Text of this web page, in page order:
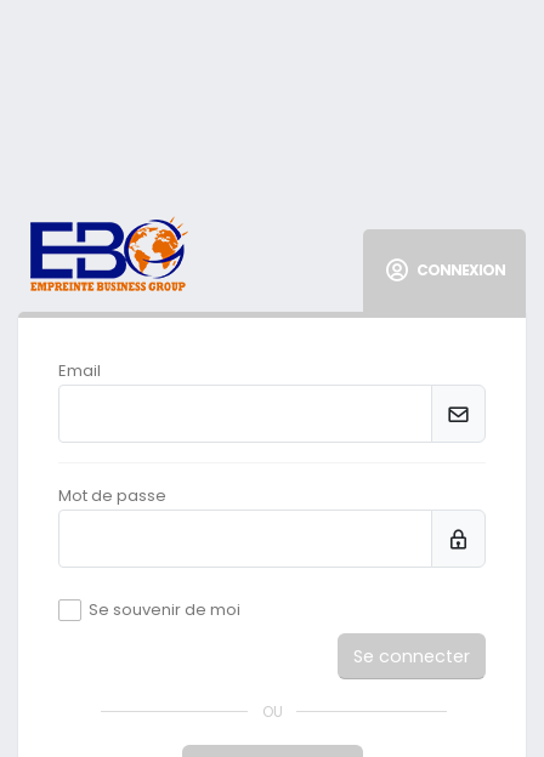
CONNEXION
Email
Mot de passe
Se souvenir de moi
Se connecter
OU